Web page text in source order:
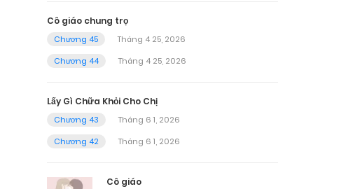
Cô giáo chung trọ
Chương 45
Tháng 4 25, 2026
Chương 44
Tháng 4 25, 2026
Lấy Gì Chữa Khỏi Cho Chị
Chương 43
Tháng 6 1, 2026
Chương 42
Tháng 6 1, 2026
Cô giáo